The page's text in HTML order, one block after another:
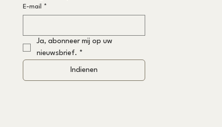
E-mail *
Ja, abonneer mij op uw
nieuwsbrief. *
Indienen